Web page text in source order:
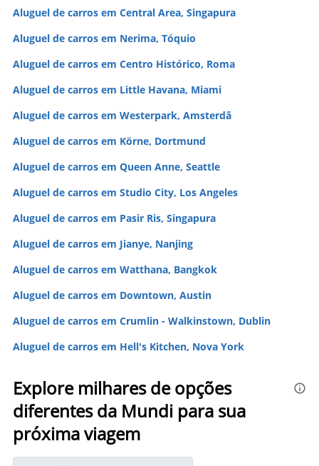
Aluguel de carros em Central Area, Singapura
Aluguel de carros em Nerima, Tóquio
Aluguel de carros em Centro Histórico, Roma
Aluguel de carros em Little Havana, Miami
Aluguel de carros em Westerpark, Amsterdã
Aluguel de carros em Körne, Dortmund
Aluguel de carros em Queen Anne, Seattle
Aluguel de carros em Studio City, Los Angeles
Aluguel de carros em Pasir Ris, Singapura
Aluguel de carros em Jianye, Nanjing
Aluguel de carros em Watthana, Bangkok
Aluguel de carros em Downtown, Austin
Aluguel de carros em Crumlin - Walkinstown, Dublin
Aluguel de carros em Hell's Kitchen, Nova York
Explore milhares de opções
diferentes da Mundi para sua
próxima viagem